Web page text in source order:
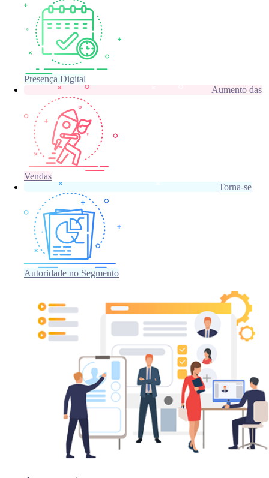
Presença Digital
Aumento das
Vendas
Torna-se
Autoridade no Segmento